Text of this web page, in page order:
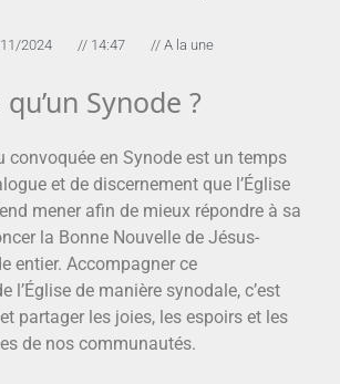
2024 // 14:47 // A la une
qu’un Synode ?
convoquée en Synode est un temps
et de discernement que l’Église
mener afin de mieux répondre à sa
la Bonne Nouvelle de Jésus-
entier. Accompagner ce
l’Église de manière synodale, c’est
partager les joies, les espoirs et les
de nos communautés.